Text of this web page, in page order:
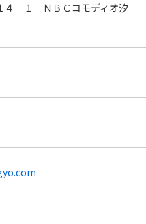
４－１ ＮＢＣコモディオ汐